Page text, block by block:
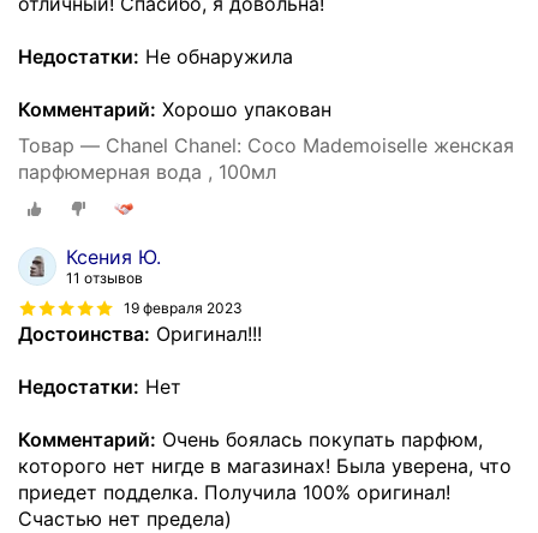
Недостатки: Не обнаружила
Комментарий: Хорошо упакован
Товар — Chanel Chanel: Coco Mademoiselle женская
парфюмерная вода , 100мл
Ксения Ю.
11 отзывов
19 февраля 2023
Достоинства: Оригинал!!!
Недостатки: Нет
Комментарий: Очень боялась покупать парфюм,
которого нет нигде в магазинах! Была уверена, что
приедет подделка. Получила 100% оригинал!
Счастью нет предела)